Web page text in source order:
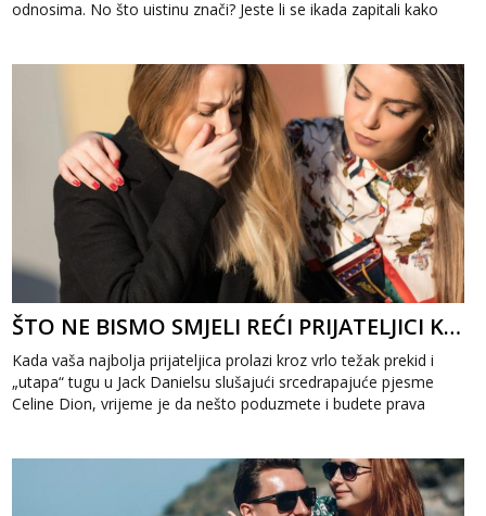
odnosima. No što uistinu znači? Jeste li se ikada zapitali kako
ŠTO NE BISMO SMJELI REĆI PRIJATELJICI KOJA JE UPRAVO PREKINULA?
Kada vaša najbolja prijateljica prolazi kroz vrlo težak prekid i
„utapa“ tugu u Jack Danielsu slušajući srcedrapajuće pjesme
Celine Dion, vrijeme je da nešto poduzmete i budete prava